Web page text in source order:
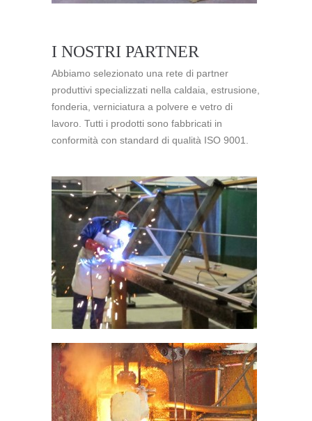
I NOSTRI PARTNER
Abbiamo selezionato una rete di partner
produttivi specializzati nella caldaia, estrusione,
fonderia, verniciatura a polvere e vetro di
lavoro. Tutti i prodotti sono fabbricati in
conformità con standard di qualità ISO 9001.